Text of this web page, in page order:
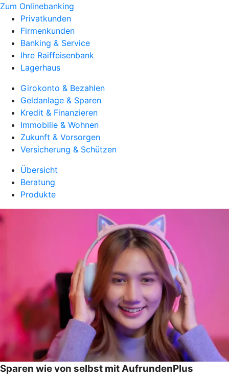
Zum Onlinebanking
Privatkunden
Firmenkunden
Banking & Service
Ihre Raiffeisenbank
Lagerhaus
Girokonto & Bezahlen
Geldanlage & Sparen
Kredit & Finanzieren
Immobilie & Wohnen
Zukunft & Vorsorgen
Versicherung & Schützen
Übersicht
Beratung
Produkte
Sparen wie von selbst mit AufrundenPlus